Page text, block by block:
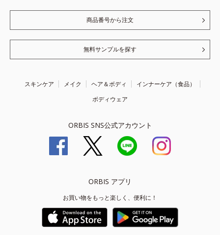
商品番号から注文
無料サンプルを探す
スキンケア メイク ヘア＆ボディ
インナーケア（食品）
ボディウェア
ORBIS SNS公式アカウント
ORBIS アプリ
お買い物をもっと楽しく、便利に！